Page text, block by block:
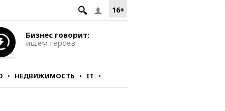
16+
Бизнес говорит:
ищем героев
НЕДВИЖИМОСТЬ IT